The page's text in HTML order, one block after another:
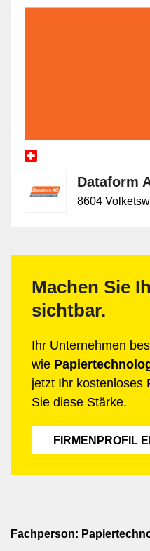
Dataform
8604
Machen Sie
sichtbar.
Ihr Unternehmen
wie
jetzt Ihr kostenloses
Sie diese Stärke.
FIRMENPROFIL
Fachperson: